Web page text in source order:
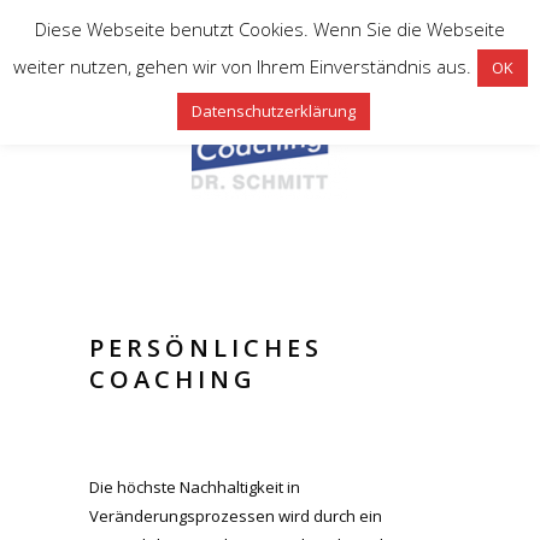
PERSÖNLICHES
COACHING
Die höchste Nachhaltigkeit in
Veränderungsprozessen wird durch ein
Diese Webseite benutzt Cookies. Wenn Sie die Webseite
weiter nutzen, gehen wir von Ihrem Einverständnis aus.
OK
Datenschutzerklärung